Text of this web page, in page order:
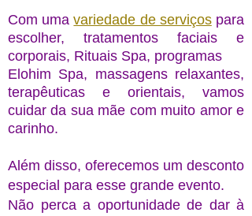
Com umavariedade de serviçospara
escolher, tratamentos faciais e
corporais, Rituais Spa, programas
Elohim Spa, massagens relaxantes,
terapêuticas e orientais, vamos
cuidar da sua mãe com muito amor e
carinho.
Além disso, oferecemos um desconto
especial para esse grande evento.
Não perca a oportunidade de dar à